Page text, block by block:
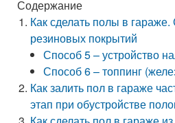
Содержание
Как сделать полы в
резиновых покрытий
Способ 5 – устройство
Способ 6 – топпинг
Как залить пол в гараже
этап при обустройстве